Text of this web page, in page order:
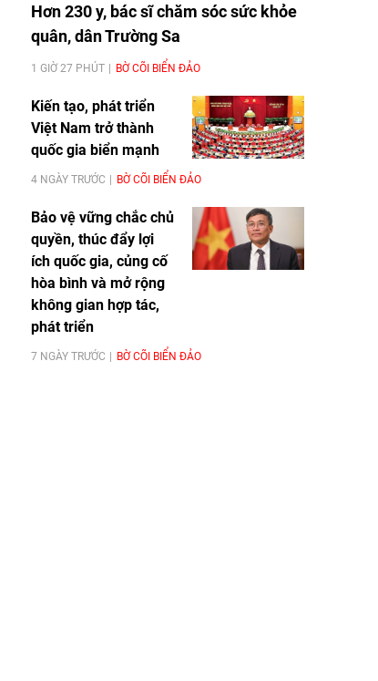
Hơn 230 y, bác sĩ chăm sóc sức khỏe
quân, dân Trường Sa
1 GIỜ 27 PHÚT BỜ CÕI BIỂN ĐẢO
Kiến tạo, phát triển
Việt Nam trở thành
quốc gia biển mạnh
4 NGÀY TRƯỚC BỜ CÕI BIỂN ĐẢO
Bảo vệ vững chắc chủ
quyền, thúc đẩy lợi
ích quốc gia, củng cố
hòa bình và mở rộng
không gian hợp tác,
phát triển
7 NGÀY TRƯỚC BỜ CÕI BIỂN ĐẢO